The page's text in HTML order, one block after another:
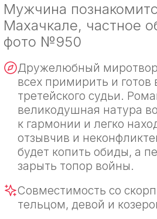
Мужчина
Махачкале, частное
фото №950
Дружелюбный
всех примирить и готов
третейского судьи.
великодушная натура
к гармонии и легко
отзывчив и
будет копить обиды, а
зарыть топор войны.
Совместимость со
тельцом, девой и